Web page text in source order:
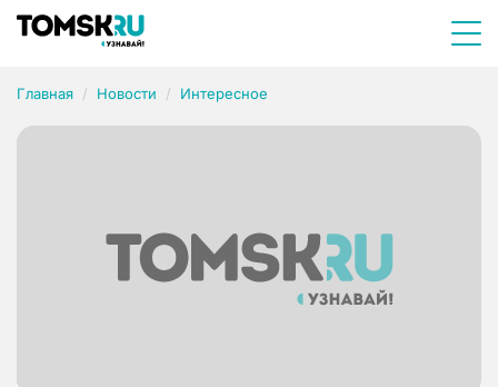
Главная Новости Интересное